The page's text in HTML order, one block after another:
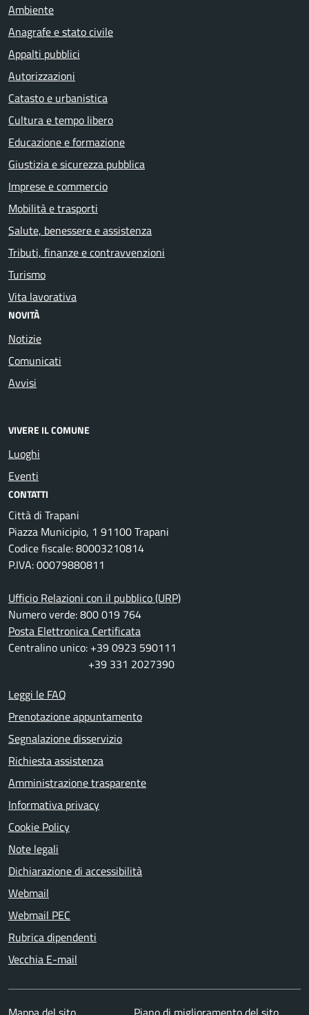
Ambiente
Anagrafe e stato civile
Appalti pubblici
Autorizzazioni
Catasto e urbanistica
Cultura e tempo libero
Educazione e formazione
Giustizia e sicurezza pubblica
Imprese e commercio
Mobilità e trasporti
Salute, benessere e assistenza
Tributi, finanze e contravvenzioni
Turismo
Vita lavorativa
NOVITÀ
Notizie
Comunicati
Avvisi
VIVERE IL COMUNE
Luoghi
Eventi
CONTATTI
Città di Trapani
Piazza Municipio, 1 91100 Trapani
Codice fiscale: 80003210814
P.IVA: 00079880811
Ufficio Relazioni con il pubblico (URP)
Numero verde: 800 019 764
Posta Elettronica Certificata
Centralino unico: +39 0923 590111
+39 331 2027390
Leggi le FAQ
Prenotazione appuntamento
Segnalazione disservizio
Richiesta assistenza
Amministrazione trasparente
Informativa privacy
Cookie Policy
Note legali
Dichiarazione di accessibilità
Webmail
Webmail PEC
Rubrica dipendenti
Vecchia E-mail